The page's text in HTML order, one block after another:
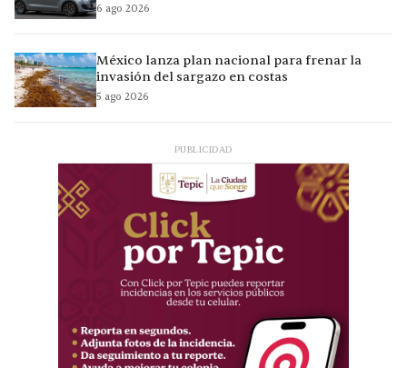
6 ago 2026
México lanza plan nacional para frenar la
invasión del sargazo en costas
5 ago 2026
PUBLICIDAD